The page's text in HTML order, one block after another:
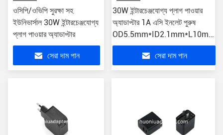
ওসিপি/ওভিপি সুরক্ষা সহ
ইউনিভার্সাল 30W ইন্টারচেঞ্জযোগ্য
প্লাগ পাওয়ার অ্যাডাপ্টার
সেরা দাম পান
30W ইন্টারচেঞ্জযোগ্য প্লাগ পাওয়ার
অ্যাডাপ্টার 1A এসি ইনলেট পুরুষ
OD5.5mm*ID2.1mm*L10mm
ডিসি সংযোগকারী
সেরা দাম পান